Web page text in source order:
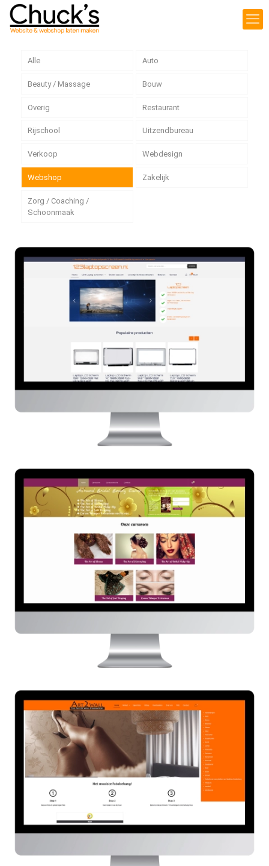
Alle Auto
Beauty / Massage Bouw
Overig Restaurant
Rijschool Uitzendbureau
Verkoop Webdesign
Webshop Zakelijk
Zorg / Coaching /
Schoonmaak
123 Laptopscreen
HIER
Allroundbridalbeautycourse.nl
HIER
Art2wall